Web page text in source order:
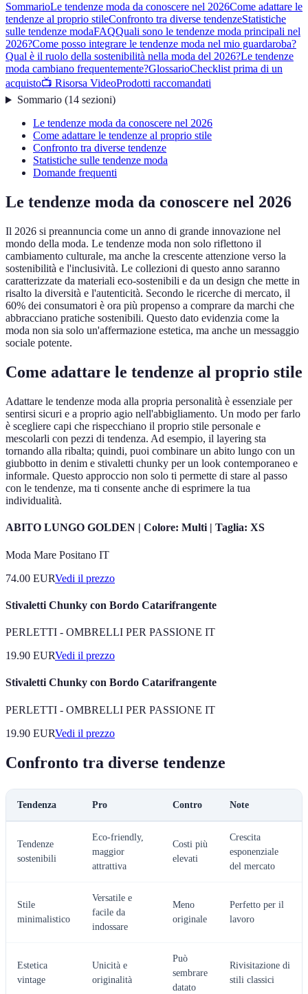
SommarioLe tendenze moda da conoscere nel 2026Come adattare le
tendenze al proprio stileConfronto tra diverse tendenzeStatistiche
sulle tendenze modaFAQQuali sono le tendenze moda principali nel
2026?Come posso integrare le tendenze moda nel mio guardaroba?
Qual è il ruolo della sostenibilità nella moda del 2026?Le tendenze
moda cambiano frequentemente?GlossarioChecklist prima di un
acquisto📺 Risorsa VideoProdotti raccomandati
Sommario(14 sezioni)
Le tendenze moda da conoscere nel 2026
Come adattare le tendenze al proprio stile
Confronto tra diverse tendenze
Statistiche sulle tendenze moda
Domande frequenti
Le tendenze moda da conoscere nel 2026
Il 2026 si preannuncia come un anno di grande innovazione nel
mondo della moda. Le tendenze moda non solo riflettono il
cambiamento culturale, ma anche la crescente attenzione verso la
sostenibilità e l'inclusività. Le collezioni di questo anno saranno
caratterizzate da materiali eco-sostenibili e da un design che mette in
risalto la diversità e l'autenticità. Secondo le ricerche di mercato, il
60% dei consumatori è ora più propenso a comprare da marchi che
abbracciano pratiche sostenibili. Questo dato evidenzia come la
moda non sia solo un'affermazione estetica, ma anche un messaggio
sociale potente.
Come adattare le tendenze al proprio stile
Adattare le tendenze moda alla propria personalità è essenziale per
sentirsi sicuri e a proprio agio nell'abbigliamento. Un modo per farlo
è scegliere capi che rispecchiano il proprio stile personale e
mescolarli con pezzi di tendenza. Ad esempio, il layering sta
tornando alla ribalta; quindi, puoi combinare un abito lungo con un
giubbotto in denim e stivaletti chunky per un look contemporaneo e
informale. Questo approccio non solo ti permette di stare al passo
con le tendenze, ma ti consente anche di esprimere la tua
individualità.
ABITO LUNGO GOLDEN | Colore: Multi | Taglia: XS
Moda Mare Positano IT
74.00 EURVedi il prezzo
Stivaletti Chunky con Bordo Catarifrangente
PERLETTI - OMBRELLI PER PASSIONE IT
19.90 EURVedi il prezzo
Stivaletti Chunky con Bordo Catarifrangente
PERLETTI - OMBRELLI PER PASSIONE IT
19.90 EURVedi il prezzo
Confronto tra diverse tendenze
Tendenza Pro Contro Note
Tendenze
sostenibili
Eco-friendly,
maggior
attrattiva
Costi più
elevati
Crescita
esponenziale
del mercato
Stile
minimalistico
Versatile e
facile da
indossare
Meno
originale
Perfetto per il
lavoro
Estetica
vintage
Unicità e
originalità
Può
sembrare
datato
Rivisitazione di
stili classici